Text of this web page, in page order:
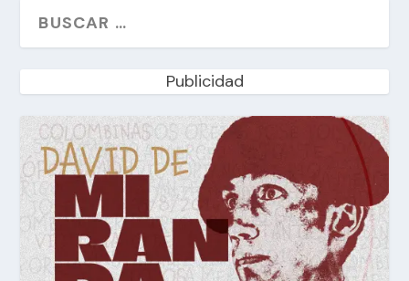
Publicidad